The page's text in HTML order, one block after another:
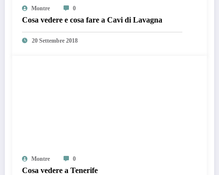
Montre 0
Cosa vedere e cosa fare a Cavi di Lavagna
20 Settembre 2018
Montre 0
Cosa vedere a Tenerife